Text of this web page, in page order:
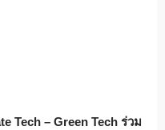
Tech – Green Tech ร่วม